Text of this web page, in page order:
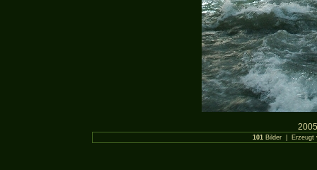
101Bilder | Erzeugt